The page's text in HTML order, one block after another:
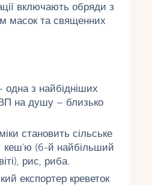
включають обряди з
масок та священних
одна з найбідніших
на душу – близько
становить сільське
кеш'ю (6-й найбільший
рис, риба.
експортер креветок